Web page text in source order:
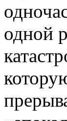
одной